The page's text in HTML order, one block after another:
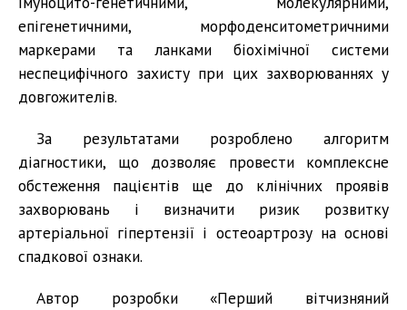
епігенетичними, морфоденситометричними
маркерами та ланками біохімічної системи
неспецифічного захисту при цих захворюваннях у
довгожителів.
За результатами розроблено алгоритм
діагностики, що дозволяє провести комплексне
обстеження пацієнтів ще до клінічних проявів
захворювань і визначити ризик розвитку
артеріальної гіпертензії і остеоартрозу на основі
спадкової ознаки.
Автор розробки «Перший вітчизняний